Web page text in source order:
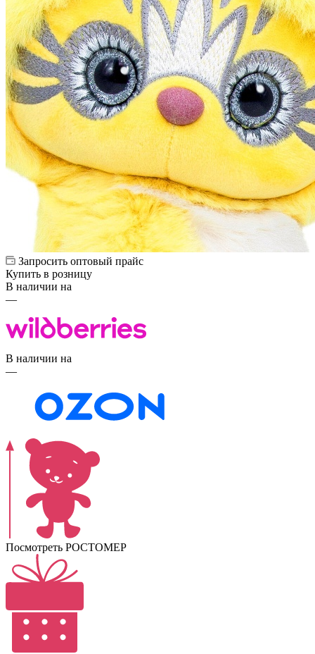
Запросить оптовый прайс
Купить в розницу
В наличии на
—
В наличии на
—
Посмотреть РОСТОМЕР